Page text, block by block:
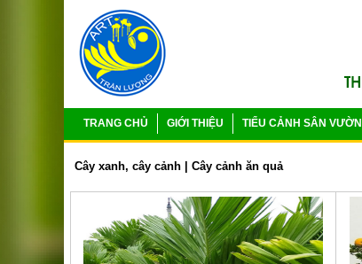
TRANG CHỦ GIỚI THIỆU TIỂU CẢNH SÂN VƯỜN
Cây xanh, cây cảnh Cây cảnh ăn quả